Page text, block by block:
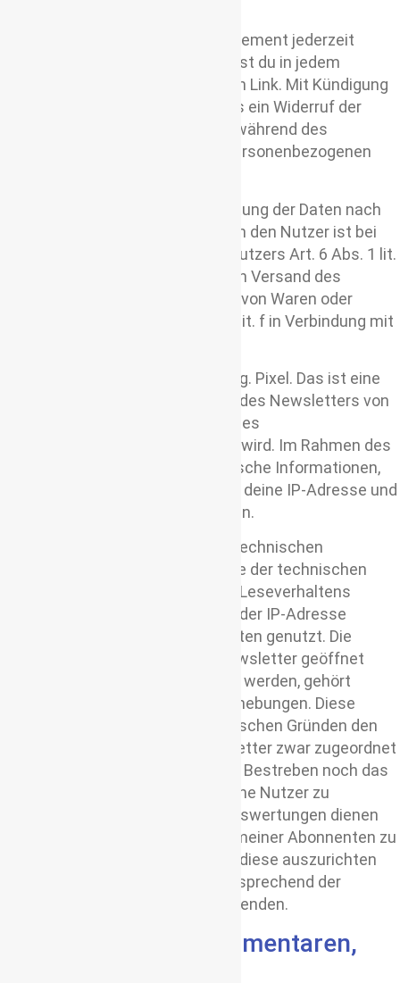
Du kannst dein Newsletter Abonnement jederzeit
kündigen. Zu diesem Zweck findest du in jedem
Newsletter einen entsprechenden Link. Mit Kündigung
des Abonnements wird gleichfalls ein Widerruf der
Einwilligung der Speicherung der während des
Anmeldeprozesses erhobenen personenbezogenen
Rechtsgrundlage für die Verarbeitung der Daten nach
Anmeldung zum Newsletter durch den Nutzer ist bei
Vorliegen einer Einwilligung des Nutzers Art. 6 Abs. 1 lit.
a DSGVO. Rechtsgrundlage für den Versand des
Newsletters nach einem Verkauf von Waren oder
Dienstleistungen ist Art. 6 Abs. 1 lit. f in Verbindung mit
Mein Newsletter enthält einen sog. Pixel. Das ist eine
pixelgroße Datei, die beim Öffnen des Newsletters von
meinem Server oder vom Server des
Versanddienstleisters abgerufen wird. Im Rahmen des
Abrufes werden zunächst technische Informationen,
wie Betriebssystem und Browser, deine IP-Adresse und
der Zeitpunkt des Abrufes erhoben.
Diese Informationen werden zur technischen
Optimierung der Services mit Hilfe der technischen
Daten, der Zielgruppen und deren Leseverhaltens
anhand deren Abruforte (mithilfe der IP-Adresse
bestimmbar) oder der Zugriffszeiten genutzt. Die
Feststellung, ob und wann die Newsletter geöffnet
werden und welche Links geklickt werden, gehört
ebenfalls zu den statistischen Erhebungen. Diese
Informationen können aus technischen Gründen den
einzelnen Empfängern der Newsletter zwar zugeordnet
werden. Es ist jedoch weder mein Bestreben noch das
des Versanddienstleisters, einzelne Nutzer zu
beobachten. Die statistischen Auswertungen dienen
mir dazu, die Lesegewohnheiten meiner Abonnenten zu
erkennen und meinen Inhalte auf diese auszurichten
oder unterschiedliche Inhalte entsprechend der
Interessen meiner Nutzer zu versenden.
Bei Nutzung von Kommentaren,